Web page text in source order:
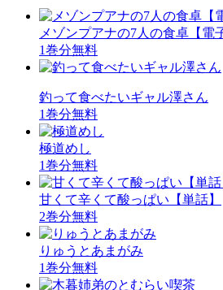
メゾンプアナの7人の食卓【電
1巻分無料
釣って食べたいギャル澤さん
1巻分無料
極道めし
1巻分無料
甘くて辛くて酸っぱい【単話】
2巻分無料
りゅうとあまがみ
1巻分無料